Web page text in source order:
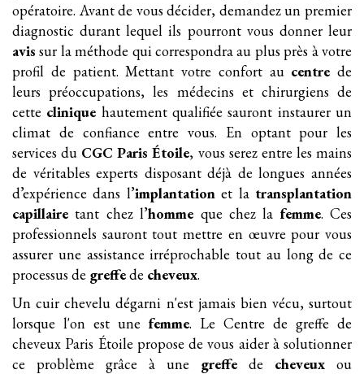
opératoire. Avant de vous décider, demandez un premier
diagnostic durant lequel ils pourront vous donner leur
avis sur la méthode qui correspondra au plus près à votre
profil de patient. Mettant votre confort au centre de
leurs préoccupations, les médecins et chirurgiens de
cette clinique hautement qualifiée sauront instaurer un
climat de confiance entre vous. En optant pour les
services du CGC Paris Étoile, vous serez entre les mains
de véritables experts disposant déjà de longues années
d’expérience dans l’implantationet la transplantation
capillaire tant chez l’homme que chez la femme. Ces
professionnels sauront tout mettre en œuvre pour vous
assurer une assistance irréprochable tout au long de ce
processus de greffede cheveux.
Un cuir chevelu dégarni n'est jamais bien vécu, surtout
lorsque l'on est une femme. Le Centre de greffe de
cheveux Paris Étoile propose de vous aider à solutionner
ce problème grâce à une greffe de cheveux ou